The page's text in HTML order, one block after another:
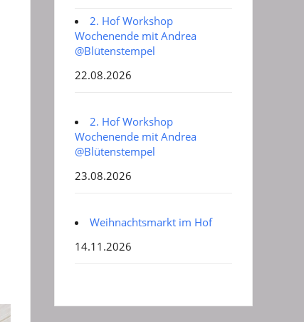
2. Hof Workshop
Wochenende mit Andrea
@Blütenstempel
22.08.2026
2. Hof Workshop
Wochenende mit Andrea
@Blütenstempel
23.08.2026
Weihnachtsmarkt im Hof
14.11.2026